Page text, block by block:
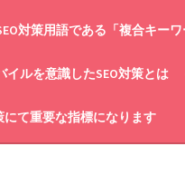
対策用語である「複合キー
イルを意識したSEO対策とは
にて重要な指標になります